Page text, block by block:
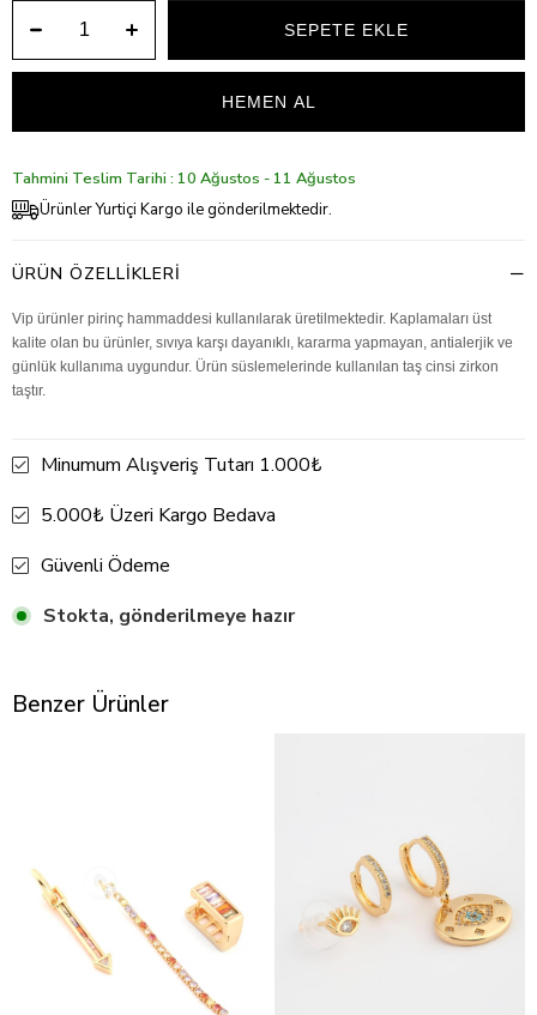
Tahmini Teslim Tarihi : 10 Ağustos - 11 Ağustos
Ürünler Yurtiçi Kargo ile gönderilmektedir.
ÜRÜN ÖZELLIKLERI
Vip ürünler pirinç hammaddesi kullanılarak üretilmektedir. Kaplamaları üst
kalite olan bu ürünler, sıvıya karşı dayanıklı, kararma yapmayan, antialerjik ve
günlük kullanıma uygundur. Ürün süslemelerinde kullanılan taş cinsi zirkon
taştır.
Minumum Alışveriş Tutarı 1.000₺
5.000₺ Üzeri Kargo Bedava
Güvenli Ödeme
Stokta, gönderilmeye hazır
Benzer Ürünler